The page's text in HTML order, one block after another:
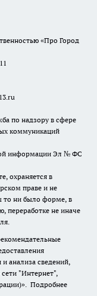
«Про Город
по надзору в сфере
коммуникаций
информации Эл № ФС
охраняется в
праве и не
то ни было форме, в
переработке не иначе
анализа сведений,
"Интернет",
Подробнее